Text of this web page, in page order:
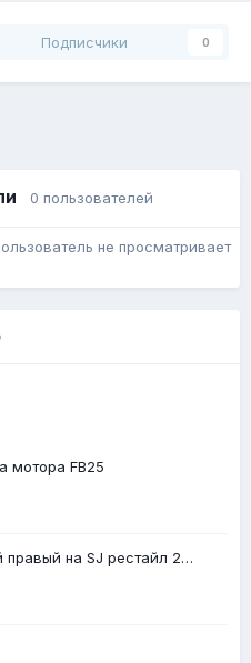
Подписчики 0
0 пользователей
не просматривает
мотора FB25
на SJ рестайл 2